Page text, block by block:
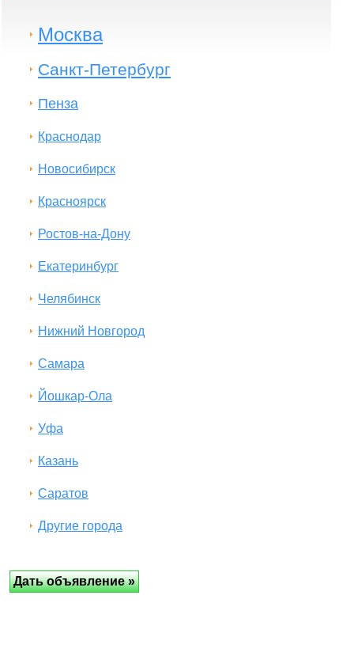
Москва
Санкт-Петербург
Пенза
Краснодар
Новосибирск
Красноярск
Ростов-на-Дону
Екатеринбург
Челябинск
Нижний Новгород
Самара
Йошкар-Ола
Уфа
Казань
Саратов
Другие города